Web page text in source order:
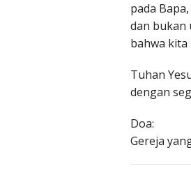
pada
dan bukan
bahwa
Tuhan
dengan
Doa:
Gereja